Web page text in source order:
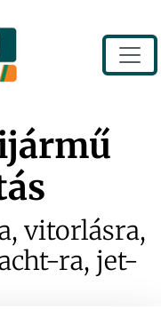
vitorlásra,
ra, jet-